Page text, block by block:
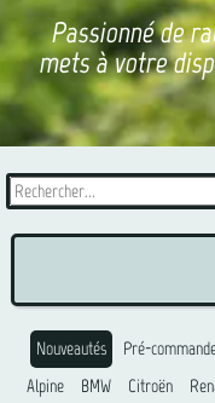
Passionné de
mets à votre
Nouveautés Pré-
Alpine
BMW Citroën